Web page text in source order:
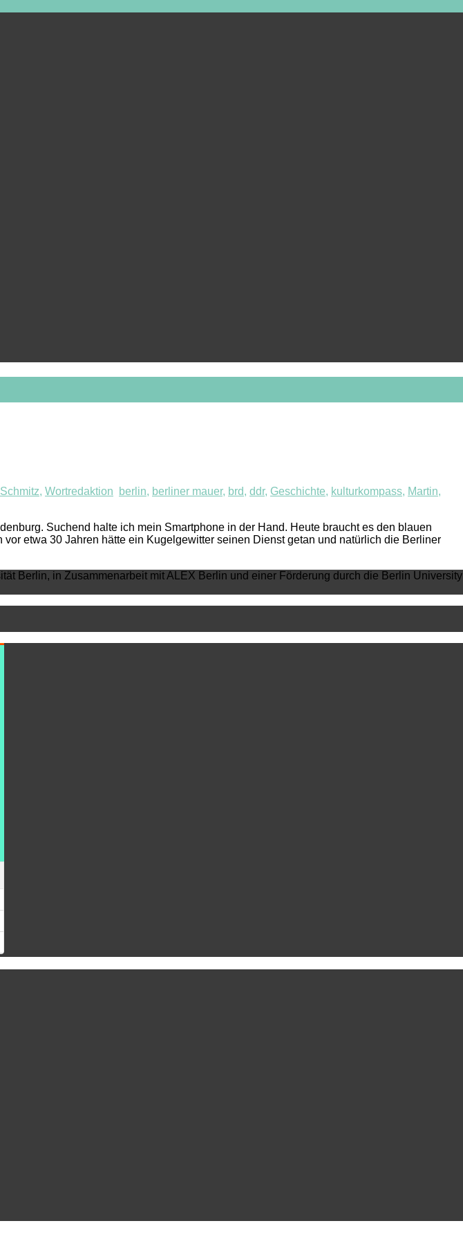
, Wortredaktion berlin, berliner mauer, brd, ddr, Geschichte, kulturkompass, Martin,
Suchend halte ich mein Smartphone in der Hand. Heute braucht es den blauen
etwa 30 Jahren hätte ein Kugelgewitter seinen Dienst getan und natürlich die Berliner
Berlin, in Zusammenarbeit mit ALEX Berlin und einer Förderung durch die Berlin University